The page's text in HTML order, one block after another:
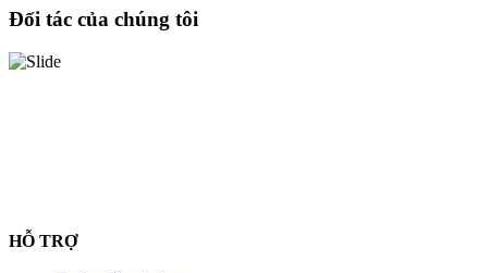
Đối tác của chúng tôi
HỖ TRỢ